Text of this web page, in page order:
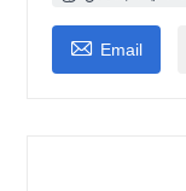
 Email